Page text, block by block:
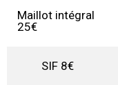
Maillot intégral
25€
SIF 8€